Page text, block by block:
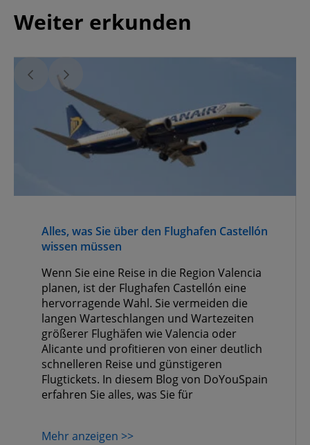
Weiter erkunden
Alles, was Sie über den Flughafen Castellón
wissen müssen
Wenn Sie eine Reise in die Region Valencia
planen, ist der Flughafen Castellón eine
hervorragende Wahl. Sie vermeiden die
langen Warteschlangen und Wartezeiten
größerer Flughäfen wie Valencia oder
Alicante und profitieren von einer deutlich
schnelleren Reise und günstigeren
Flugtickets. In diesem Blog von DoYouSpain
erfahren Sie alles, was Sie für
Mehr anzeigen >>